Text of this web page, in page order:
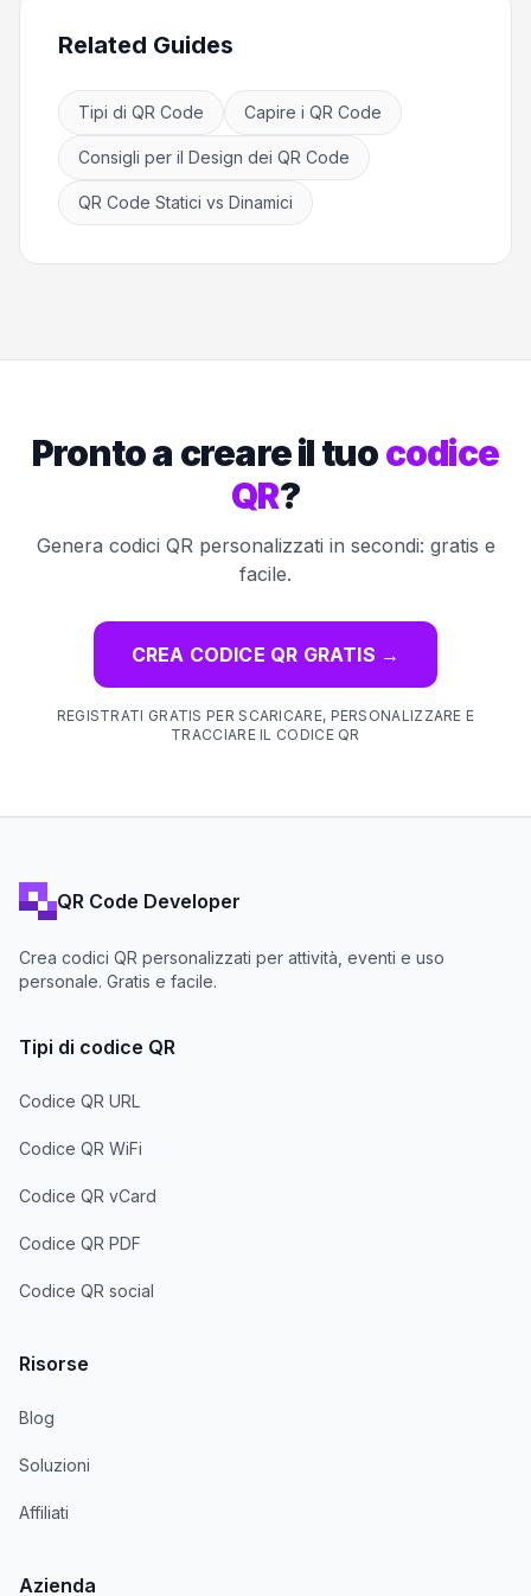
Related Guides
Tipi di QR Code Capire i QR Code
Consigli per il Design dei QR Code
QR Code Statici vs Dinamici
Pronto a creare il tuocodice
QR?
Genera codici QR personalizzati in secondi: gratis e
facile.
CREA CODICE QR GRATIS →
REGISTRATI GRATIS PER SCARICARE, PERSONALIZZARE E
TRACCIARE IL CODICE QR
QR Code Developer
Crea codici QR personalizzati per attività, eventi e uso
personale. Gratis e facile.
Tipi di codice QR
Codice QR URL
Codice QR WiFi
Codice QR vCard
Codice QR PDF
Codice QR social
Risorse
Blog
Soluzioni
Affiliati
Azienda